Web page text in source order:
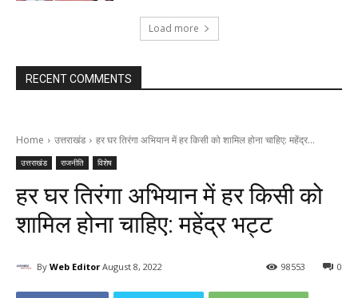
Load more
RECENT COMMENTS